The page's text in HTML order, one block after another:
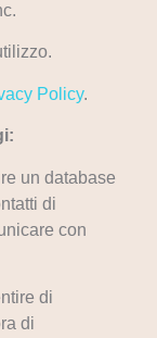
Policy.
un database
di
con
di
di